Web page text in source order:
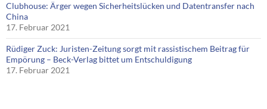
Clubhouse: Ärger wegen Sicherheitslücken und Datentransfer nach
China
17. Februar 2021
Rüdiger Zuck: Juristen-Zeitung sorgt mit rassistischem Beitrag für
Empörung – Beck-Verlag bittet um Entschuldigung
17. Februar 2021